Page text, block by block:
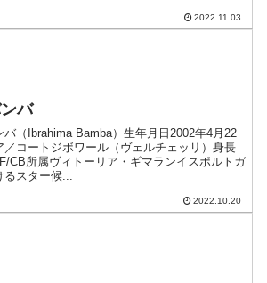
2022.11.03
バ
（Ibrahima Bamba）生年月日2002年4月22
／コートジボワール（ヴェルチェッリ）身長
CB所属ヴィトーリア・ギマランイスポルトガ
るスター候...
2022.10.20